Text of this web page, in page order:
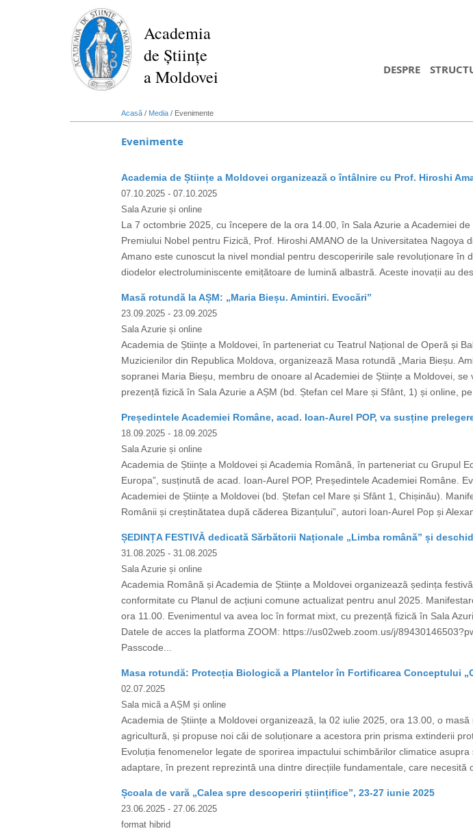
Academia
de Științe
a Moldovei
DESPRE
Acasă / Media / Evenimente
Evenimente
Academia de Științe a Moldovei organizează o întâlnire cu Prof. Hiroshi
07.10.2025 - 07.10.2025
Sala Azurie și online
La 7 octombrie 2025, cu începere de la ora 14.00, în Sala Azurie a Academiei
Premiului Nobel pentru Fizică, Prof. Hiroshi AMANO de la Universitatea
Amano este cunoscut la nivel mondial pentru descoperirile sale revoluționare
diodelor electroluminiscente emițătoare de lumină albastră. Aceste inovații au
Masă rotundă la AȘM: „Maria Bieșu. Amintiri. Evocări”
23.09.2025 - 23.09.2025
Sala Azurie și online
Academia de Științe a Moldovei, în parteneriat cu Teatrul Național de Operă și
Muzicienilor din Republica Moldova, organizează Masa rotundă „Maria Bieșu.
sopranei Maria Bieșu, membru de onoare al Academiei de Științe a Moldovei,
prezență fizică în Sala Azurie a AȘM (bd. Ștefan cel Mare și Sfânt, 1) și online,
Președintele Academiei Române, acad. Ioan-Aurel POP, va susține
18.09.2025 - 18.09.2025
Sala Azurie și online
Academia de Științe a Moldovei și Academia Română, în parteneriat cu Grupul
Europa”, susținută de acad. Ioan-Aurel POP, Președintele Academiei Române.
Academiei de Științe a Moldovei (bd. Ștefan cel Mare și Sfânt 1, Chișinău).
Românii și creștinătatea după căderea Bizanțului”, autori Ioan-Aurel Pop și
ȘEDINȚA FESTIVĂ dedicată Sărbătorii Naționale „Limba română” și
31.08.2025 - 31.08.2025
Sala Azurie și online
Academia Română și Academia de Științe a Moldovei organizează ședința
conformitate cu Planul de acțiuni comune actualizat pentru anul 2025.
ora 11.00. Evenimentul va avea loc în format mixt, cu prezență fizică în Sala
Datele de acces la platforma ZOOM: https://us02web.zoom.us/j/
Passcode...
Masa rotundă: Protecția Biologică a Plantelor în Fortificarea Conceptului
02.07.2025
Sala mică a AȘM și online
Academia de Științe a Moldovei organizează, la 02 iulie 2025, ora 13.00, o
agricultură, și propuse noi căi de soluționare a acestora prin prisma extinderii
Evoluția fenomenelor legate de sporirea impactului schimbărilor climatice
adaptare, în prezent reprezintă una dintre direcțiile fundamentale, care necesită
Școala de vară „Calea spre descoperiri științifice”, 23-27 iunie 2025
23.06.2025 - 27.06.2025
format hibrid